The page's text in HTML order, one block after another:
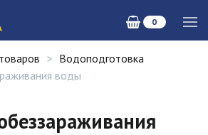
0
Водоподготовка
воды